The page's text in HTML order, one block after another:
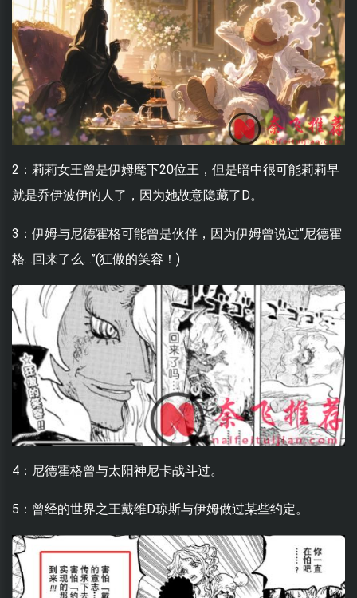
2：莉莉女王曾是伊姆麾下20位王，但是暗中很可能莉莉早
就是乔伊波伊的人了，因为她故意隐藏了D。
3：伊姆与尼德霍格可能曾是伙伴，因为伊姆曾说过“尼德霍
格…回来了么…”(狂傲的笑容！)
4：尼德霍格曾与太阳神尼卡战斗过。
5：曾经的世界之王戴维D琼斯与伊姆做过某些约定。